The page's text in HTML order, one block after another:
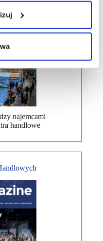
najemcami
handlowe